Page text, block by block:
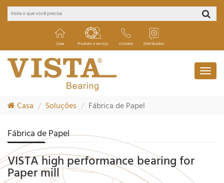
Casa Produto e serviço Contato Distribuidor
Casa Soluções Fábrica de Papel
Fábrica de Papel
VISTA high performance bearing for
Paper mill